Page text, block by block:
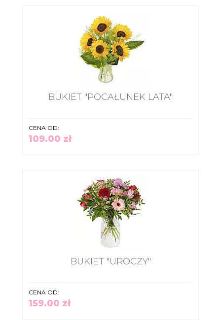
BUKIET "POCAŁUNEK LATA"
CENA OD:
109.00 zł
BUKIET "UROCZY"
CENA OD:
159.00 zł